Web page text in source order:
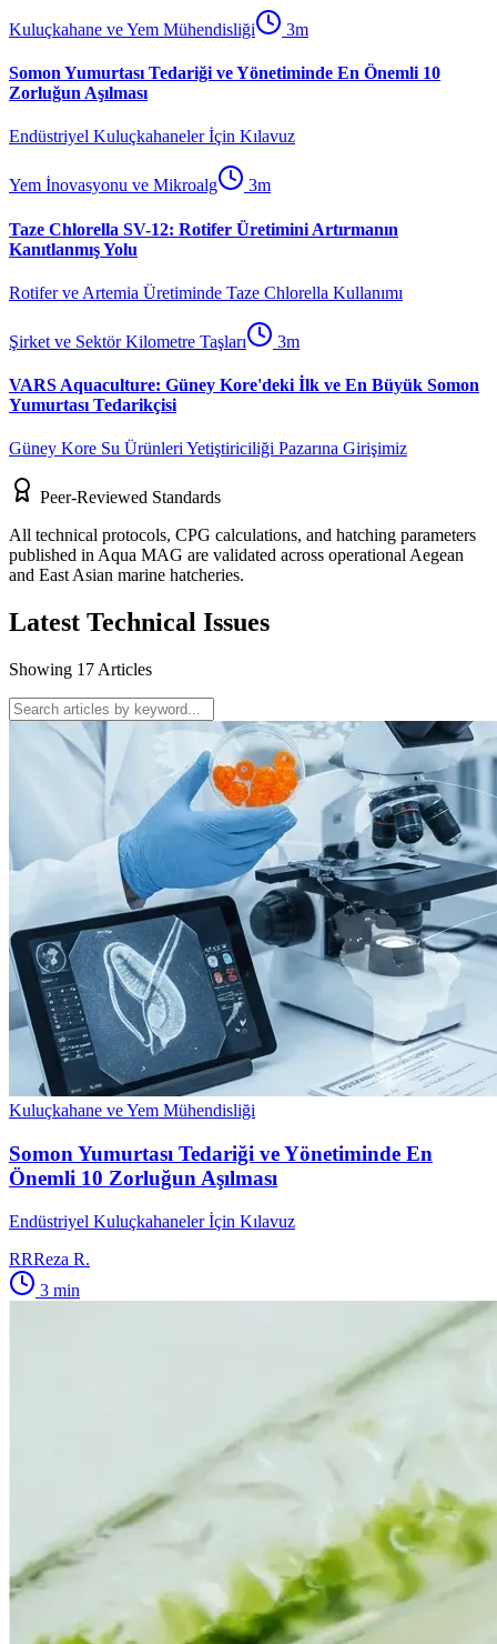
Kuluçkahane ve Yem Mühendisliği 3m
Somon Yumurtası Tedariği ve Yönetiminde En Önemli 10
Zorluğun Aşılması
Endüstriyel Kuluçkahaneler İçin Kılavuz
Yem İnovasyonu ve Mikroalg 3m
Taze Chlorella SV-12: Rotifer Üretimini Artırmanın
Kanıtlanmış Yolu
Rotifer ve Artemia Üretiminde Taze Chlorella Kullanımı
Şirket ve Sektör Kilometre Taşları 3m
VARS Aquaculture: Güney Kore'deki İlk ve En Büyük Somon
Yumurtası Tedarikçisi
Güney Kore Su Ürünleri Yetiştiriciliği Pazarına Girişimiz
Peer-Reviewed Standards
All technical protocols, CPG calculations, and hatching parameters
published in Aqua MAG are validated across operational Aegean
and East Asian marine hatcheries.
Latest Technical Issues
Showing 17 Articles
Kuluçkahane ve Yem Mühendisliği
Somon Yumurtası Tedariği ve Yönetiminde En
Önemli 10 Zorluğun Aşılması
Endüstriyel Kuluçkahaneler İçin Kılavuz
RRReza R.
3 min